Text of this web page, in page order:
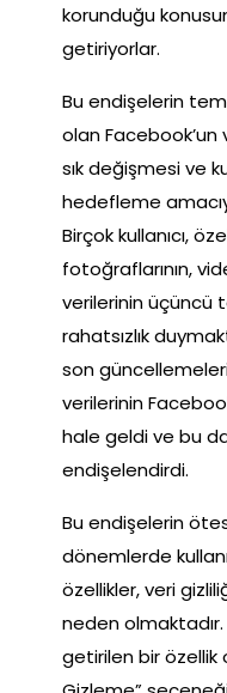
korunduğu
getiriyorlar.
Bu endişelerin
olan Facebook’un
sık değişmesi ve
hedefleme
Birçok kullanıcı,
fotoğraflarının,
verilerinin üçüncü
rahatsızlık
son
verilerinin
hale geldi ve bu
endişelendirdi.
Bu endişelerin
dönemlerde
özellikler, veri
neden
getirilen bir özellik